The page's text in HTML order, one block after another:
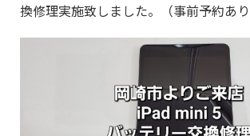
換修理実施致しました。（事前予約あり